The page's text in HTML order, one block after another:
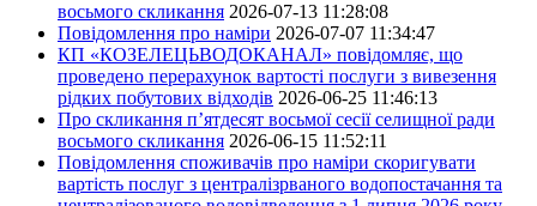
восьмого скликання 2026-07-13 11:28:08
Повідомлення про наміри 2026-07-07 11:34:47
КП «КОЗЕЛЕЦЬВОДОКАНАЛ» повідомляє, що
проведено перерахунок вартості послуги з вивезення
рідких побутових відходів 2026-06-25 11:46:13
Про скликання п’ятдесят восьмої сесії селищної ради
восьмого скликання 2026-06-15 11:52:11
Повідомлення споживачів про наміри скоригувати
вартість послуг з централізрваного водопостачання та